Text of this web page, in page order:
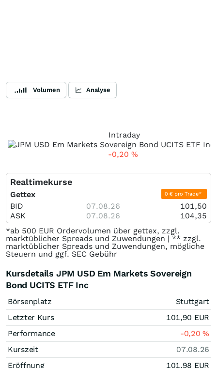
Volumen Analyse
Intraday
-0,20 %
Realtimekurse
Gettex 0 € pro Trade*
BID 07.08.26
101,50
ASK
07.08.26
104,35
*ab 500 EUR Ordervolumen über gettex, zzgl.
marktüblicher Spreads und Zuwendungen | ** zzgl.
marktüblicher Spreads und Zuwendungen, mögliche
Steuern und ggf. SEC Gebühr
Kursdetails JPM USD Em Markets Sovereign
Bond UCITS ETF Inc
Börsenplatz
Stuttgart
Letzter Kurs
101,90 EUR
Performance
-0,20%
Kurszeit
07.08.26
Eröffnung
101,98 EUR